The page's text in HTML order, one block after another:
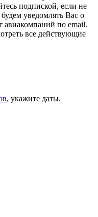
подпиской, если не
уведомлять Вас о
авиакомпаний по email.
все действующие
, укажите даты.